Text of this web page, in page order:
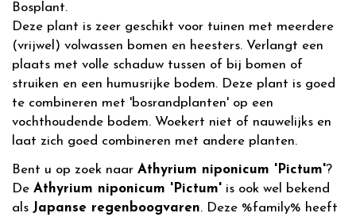
Bosplant.
Deze plant is zeer geschikt voor tuinen met meerdere
(vrijwel) volwassen bomen en heesters. Verlangt een
plaats met volle schaduw tussen of bij bomen of
struiken en een humusrijke bodem. Deze plant is goed
te combineren met 'bosrandplanten' op een
vochthoudende bodem. Woekert niet of nauwelijks en
laat zich goed combineren met andere planten.
Bent u op zoek naar Athyrium niponicum 'Pictum'?
De Athyrium niponicum 'Pictum' is ook wel bekend
als Japanse regenboogvaren. Deze %family% heeft